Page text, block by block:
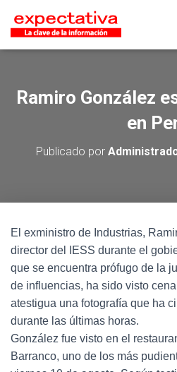
Ramiro González
en
Publicado por
El exministro de Industrias,
director del IESS durante el
que se encuentra prófugo de la
de influencias, ha sido visto
atestigua una fotografía que ha
durante las últimas horas.
González fue visto en el
Barranco, uno de los más